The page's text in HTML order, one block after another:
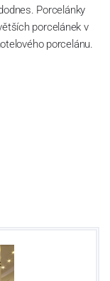
Porcelánky
porcelánek v
porcelánu.
– spojence v
Lilien Austria a
Group“. Ač z
mimořádně
v rukavičkách.